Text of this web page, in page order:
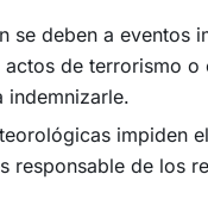
se deben a eventos
de terrorismo o
indemnizarle.
impiden
responsable de los